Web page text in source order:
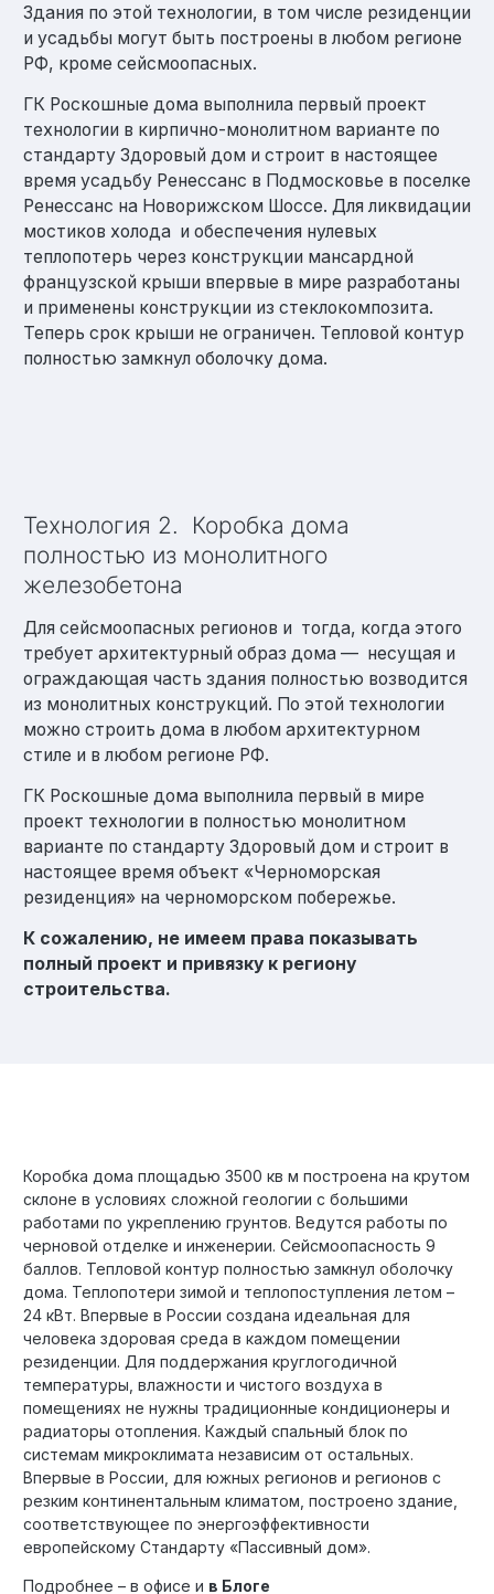
Здания по этой технологии, в том числе резиденции
и усадьбы могут быть построены в любом регионе
РФ, кроме сейсмоопасных.
ГК Роскошные дома выполнила первый проект
технологии в кирпично-монолитном варианте по
стандарту Здоровый дом и строит в настоящее
время усадьбу Ренессанс в Подмосковье в поселке
Ренессанс на Новорижском Шоссе. Для ликвидации
мостиков холода и обеспечения нулевых
теплопотерь через конструкции мансардной
французской крыши впервые в мире разработаны
и применены конструкции из стеклокомпозита.
Теперь срок крыши не ограничен. Тепловой контур
полностью замкнул оболочку дома.
Технология 2. Коробка дома
полностью из монолитного
железобетона
Для сейсмоопасных регионов и тогда, когда этого
требует архитектурный образ дома — несущая и
ограждающая часть здания полностью возводится
из монолитных конструкций. По этой технологии
можно строить дома в любом архитектурном
стиле и в любом регионе РФ.
ГК Роскошные дома выполнила первый в мире
проект технологии в полностью монолитном
варианте по стандарту Здоровый дом и строит в
настоящее время объект «Черноморская
резиденция» на черноморском побережье.
К сожалению, не имеем права показывать
полный проект и привязку к региону
строительства.
Коробка дома площадью 3500 кв м построена на крутом
склоне в условиях сложной геологии с большими
работами по укреплению грунтов. Ведутся работы по
черновой отделке и инженерии. Сейсмоопасность 9
баллов. Тепловой контур полностью замкнул оболочку
дома. Теплопотери зимой и теплопоступления летом –
24 кВт. Впервые в России создана идеальная для
человека здоровая среда в каждом помещении
резиденции. Для поддержания круглогодичной
температуры, влажности и чистого воздуха в
помещениях не нужны традиционные кондиционеры и
радиаторы отопления. Каждый спальный блок по
системам микроклимата независим от остальных.
Впервые в России, для южных регионов и регионов с
резким континентальным климатом, построено здание,
соответствующее по энергоэффективности
европейскому Стандарту «Пассивный дом».
Подробнее – в офисе и в Блоге